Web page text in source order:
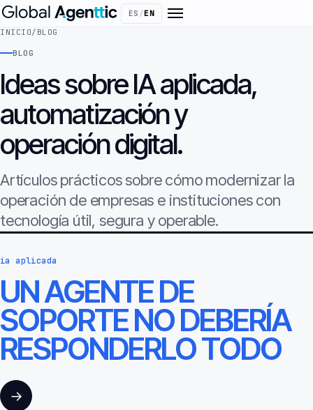
ES /EN
INICIO/ BLOG
BLOG
Ideas sobre IA aplicada,
automatización y
operación digital.
Artículos prácticos sobre cómo modernizar la
operación de empresas e instituciones con
tecnología útil, segura y operable.
ia aplicada
UN AGENTE DE
SOPORTE NO DEBERÍA
RESPONDERLO TODO
→